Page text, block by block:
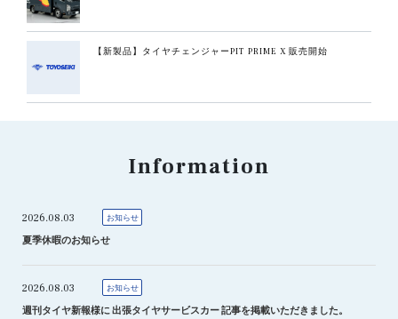
【新製品】タイヤチェンジャーPIT PRIME X 販売開始
Information
2026.08.03 お知らせ
夏季休暇のお知らせ
2026.08.03 お知らせ
週刊タイヤ新報様に 出張タイヤサービスカー 記事を掲載いただきました。